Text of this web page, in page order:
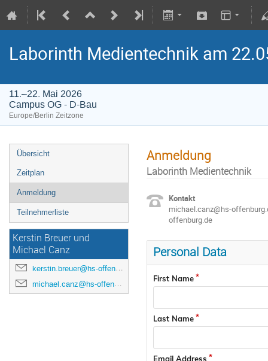
Laborinth Medientechnik am
11.–22. Mai 2026
Campus OG - D-Bau
Europe/Berlin Zeitzone
Übersicht
Zeitplan
Anmeldung
Teilnehmerliste
Kerstin Breuer und
Michael Canz
kerstin.breuer@hs-offenburg.de
michael.canz@hs-offenburg.de
Anmeldung
Laborinth Medientechnik
Kontakt
michael.canz@hs-
offenburg.de
Personal Data
First Name
Last Name
Email Address